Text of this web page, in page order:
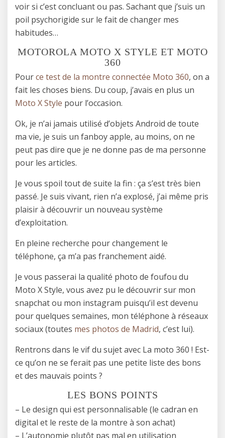
voir si c’est concluant ou pas. Sachant que j’suis un
poil psychorigide sur le fait de changer mes
habitudes…
MOTOROLA MOTO X STYLE ET MOTO
360
Pource test de la montre connectée Moto 360, on a
fait les choses biens. Du coup, j’avais en plus un
Moto X Style pour l’occasion.
Ok, je n’ai jamais utilisé d’objets Android de toute
ma vie, je suis un fanboy apple, au moins, on ne
peut pas dire que je ne donne pas de ma personne
pour les articles.
Je vous spoil tout de suite la fin : ça s’est très bien
passé. Je suis vivant, rien n’a explosé, j’ai même pris
plaisir à découvrir un nouveau système
d’exploitation.
En pleine recherche pour changement le
téléphone, ça m’a pas franchement aidé.
Je vous passerai la qualité photo de foufou du
Moto X Style, vous avez pu le découvrir sur mon
snapchat ou mon instagram puisqu’il est devenu
pour quelques semaines, mon téléphone à réseaux
sociaux (toutes mes photos de Madrid, c’est lui).
Rentrons dans le vif du sujet avec La moto 360 ! Est-
ce qu’on ne se ferait pas une petite liste des bons
et des mauvais points ?
LES BONS POINTS
– Le design qui est personnalisable (le cadran en
digital et le reste de la montre à son achat)
– L’autonomie plutôt pas mal en utilisation